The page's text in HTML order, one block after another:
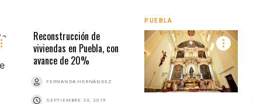
Reconstrucción de
viviendas en Puebla, con
avance de 20%
FERNANDA HERNÁNDEZ
SEPTIEMBRE 23, 2019
PUEBLA